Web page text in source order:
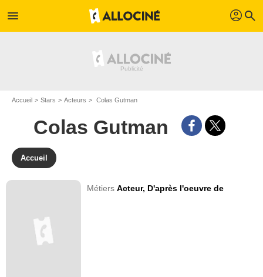
menu profil search
Accueil Stars Acteurs Colas Gutman
Colas Gutman
Accueil
MétiersActeur, D'après l'oeuvre de